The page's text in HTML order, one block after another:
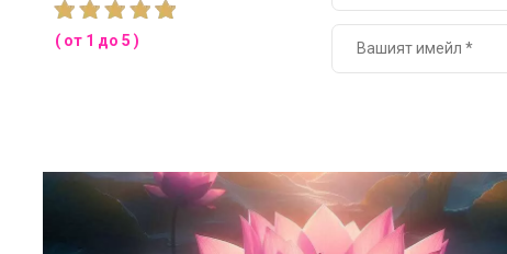
( от 1 до 5 )